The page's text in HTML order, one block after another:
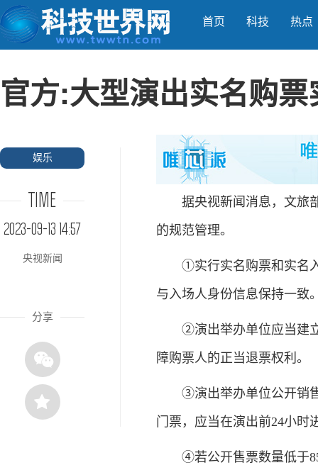
首页 科技 热点
官方:大型演出实名购
娱乐
TIME
2023-09-13 14:57
央视新闻
分享
据央视新闻消息，文旅部
的规范管理。
①实行实名购票和实名入
与入场人身份信息保持一致
②演出举办单位应当建立
障购票人的正当退票权利。
③演出举办单位公开销售
门票，应当在演出前24小时
④若公开售票数量低于